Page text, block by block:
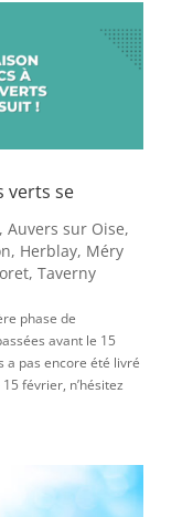
verts se
, Auvers sur Oise,
, Herblay, Méry
, Taverny
phase de
avant le 15
a pas encore été livré
février, n’hésitez